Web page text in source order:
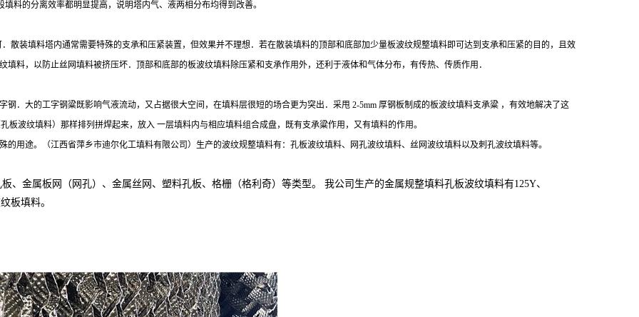
料的分离效率都明显提高，说明塔内气、液两相分布均得到改善。
散装填料塔内通常需要特殊的支承和压紧装置，但效果并不理想．若在散装填料的顶部和底部加少量板波纹规整填料即可达到支承和压紧的目的，且效
料，以防止丝网填料被挤压坏．顶部和底部的板波纹填料除压紧和支承作用外，还利于液体和气体分布，有传热、传质作用．
．大的工字钢粱既影响气液流动，又占据很大空间，在填料层很短的场合更为突出．采甩 2-5mm 厚钢板制成的板波纹填料支承粱 ，有效地解决了这
板波纹填料）那样排列拼焊起来，放入 一层填料内与相应填料组合成盘，既有支承粱作用，又有填料的作用。
用途。（江西省萍乡市迪尔化工填料有限公司）生产的波纹规整填料有：孔板波纹填料、网孔波纹填料、丝网波纹填料以及刺孔波纹填料等。
、金属板网（网孔）、金属丝网、塑料孔板、格栅（格利奇）等类型。 我公司生产的金属规整填料孔板波纹填料有125Y、
板填料。